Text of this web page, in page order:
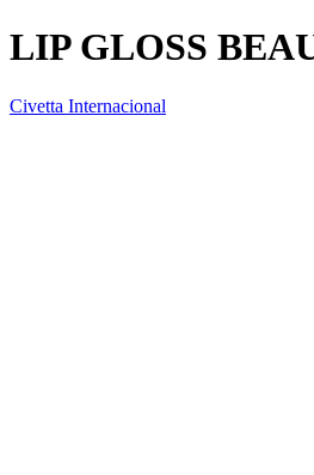
LIP GLOSS
Civetta Internacional